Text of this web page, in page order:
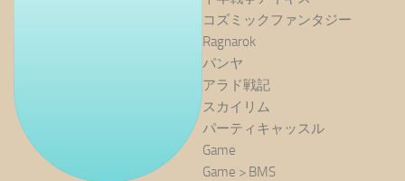
コズミックファンタジー
Ragnarok
パンヤ
アラド戦記
スカイリム
パーティキャッスル
Game
Game > BMS